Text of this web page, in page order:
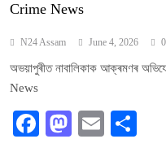
Crime News
N24 Assam June 4, 2026 0
অভয়াপুৰীত নাবালিকাক আক্ৰমণৰ
News
Facebook
Mastodon
Email